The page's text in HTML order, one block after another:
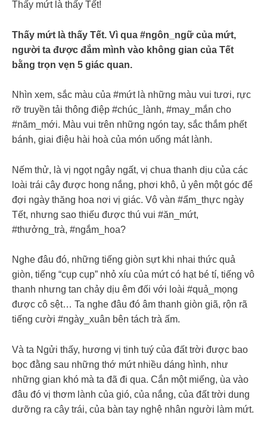
Thấy mứt là thấy Tết!
Thấy mứt là thấy Tết. Vì qua #ngôn_ngữ của mứt,
người ta được đắm mình vào không gian của Tết
bằng trọn vẹn 5 giác quan.
Nhìn xem, sắc màu của #mứt là những màu vui tươi, rực
rỡ truyền tải thông điệp #chúc_lành, #may_mắn cho
#năm_mới. Màu vui trên những ngón tay, sắc thắm phết
bánh, giai điệu hài hoà của món uống mát lành.
Nếm thử, là vị ngọt ngây ngất, vị chua thanh dịu của các
loài trái cây được hong nắng, phơi khô, ủ yên một góc để
đợi ngày thăng hoa nơi vị giác. Vô vàn #ẩm_thực ngày
Tết, nhưng sao thiếu được thú vui #ăn_mứt,
#thưởng_trà, #ngắm_hoa?
Nghe đâu đó, những tiếng giòn sựt khi nhai thức quả
giòn, tiếng “cụp cụp” nhỏ xíu của mứt có hạt bé tí, tiếng vô
thanh nhưng tan chảy dịu êm đối với loài #quả_mọng
được cô sệt… Ta nghe đâu đó âm thanh giòn giã, rộn rã
tiếng cười #ngày_xuân bên tách trà ấm.
Và ta Ngửi thấy, hương vị tinh tuý của đất trời được bao
bọc đằng sau những thớ mứt nhiều dáng hình, như
những gian khó mà ta đã đi qua. Cắn một miếng, ùa vào
đâu đó vị thơm lành của gió, của nắng, của đất trời dung
dưỡng ra cây trái, của bàn tay nghệ nhân người làm mứt.